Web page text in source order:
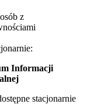
z
Informacji
stacjonarnie